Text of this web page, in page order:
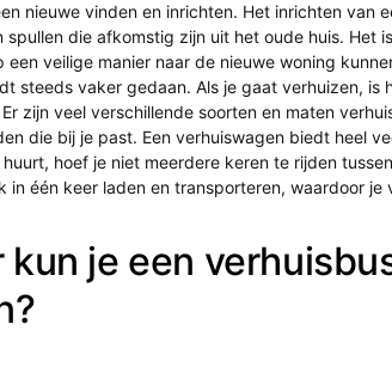
nieuwe vinden en inrichten. Het inrichten van
spullen die afkomstig zijn uit het oude huis. Het
een veilige manier naar de nieuwe woning
steeds vaker gedaan. Als je gaat verhuizen, is
zijn veel verschillende soorten en maten
die bij je past. Een verhuiswagen biedt heel
hoef je niet meerdere keren te rijden
in één keer laden en transporteren, waardoor je
kun je een